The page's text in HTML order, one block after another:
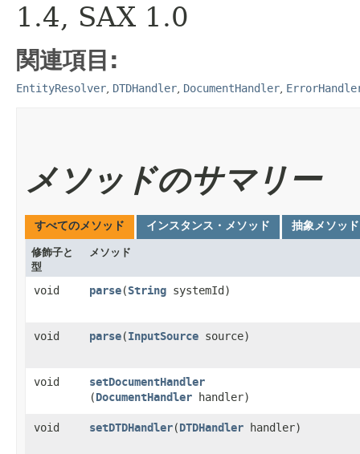
1.4, SAX 1.0
関連項目:
EntityResolver DTDHandler DocumentHandler
メソッドのサマリー
すべてのメソッド インスタンス・メソッド 抽象メソッド
修飾子と
型
メソッド
void parse​(String systemId)
void parse​(InputSource source)
void setDocumentHandler
(DocumentHandler handler)
void setDTDHandler​(DTDHandler handler)